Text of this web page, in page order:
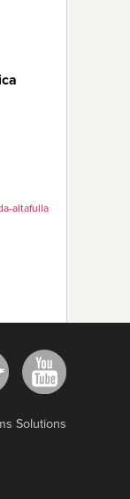
altafulla
Solutions